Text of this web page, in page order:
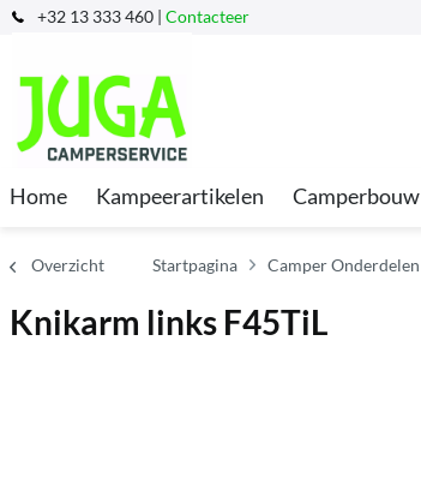
+32 13 333 460 | Contacteer
Home Kampeerartikelen Camperbouw
Overzicht Startpagina Camper Onderdelen
Knikarm links F45TiL